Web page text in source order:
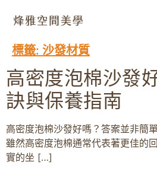
標籤: 沙發材質
高密度泡棉沙發
訣與保養指南
高密度泡棉沙發好嗎？答案並非簡
雖然高密度泡棉通常代表著更佳的
實的坐 […]